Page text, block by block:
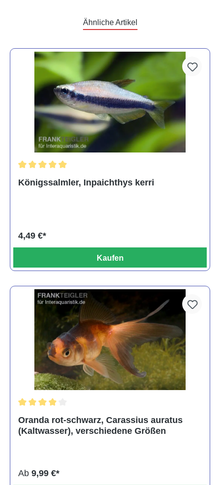
Ähnliche Artikel
Königssalmler, Inpaichthys kerri
4,49 €*
Kaufen
Oranda rot-schwarz, Carassius auratus
(Kaltwasser), verschiedene Größen
Ab 9,99 €*